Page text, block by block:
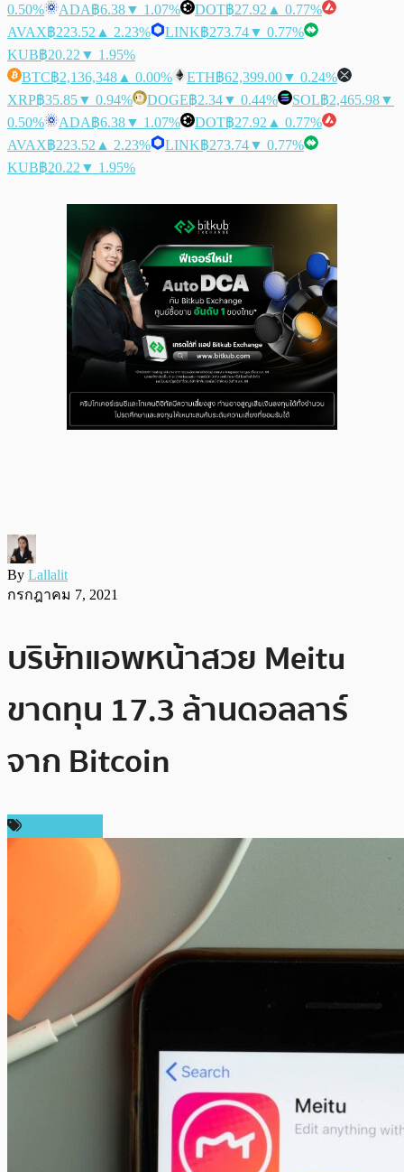
0.50%
ADA฿6.38▼ 1.07% DOT฿27.92 ▲ 0.77%
AVAX฿223.52 ▲ 2.23% LINK฿273.74▼ 0.77%
KUB฿20.22 ▼ 1.95%
BTC฿2,136,348 ▲ 0.00% ETH฿62,399.00▼ 0.24%
XRP฿35.85▼ 0.94% DOGE฿2.34▼ 0.44% SOL฿2,465.98▼
0.50%
ADA฿6.38▼ 1.07% DOT฿27.92 ▲ 0.77%
AVAX฿223.52 ▲ 2.23% LINK฿273.74▼ 0.77%
KUB฿20.22 ▼ 1.95%
By Lallalit
กรกฎาคม 7, 2021
บริษัทแอพหน้าสวย Meitu
ขาดทุน 17.3 ล้านดอลลาร์
จาก Bitcoin